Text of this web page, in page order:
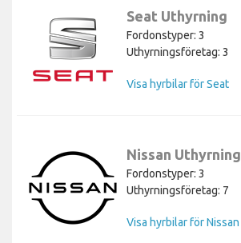
Seat Uthyrning
Fordonstyper: 3
Uthyrningsföretag: 3
Visa hyrbilar för Seat
Nissan Uthyrning
Fordonstyper: 3
Uthyrningsföretag: 7
Visa hyrbilar för Nissan